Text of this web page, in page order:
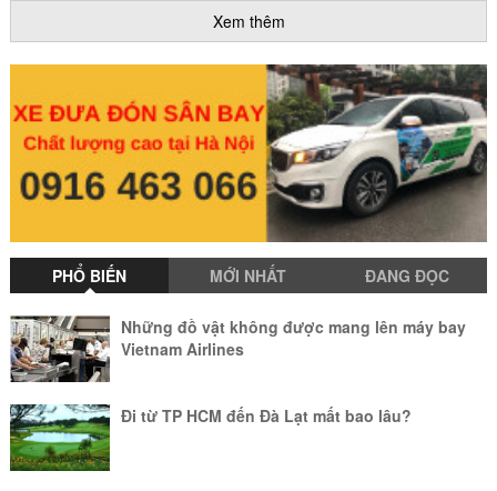
Xem thêm
PHỔ BIẾN MỚI NHẤT ĐANG ĐỌC
Những đồ vật không được mang lên máy bay
Vietnam Airlines
Đi từ TP HCM đến Đà Lạt mất bao lâu?